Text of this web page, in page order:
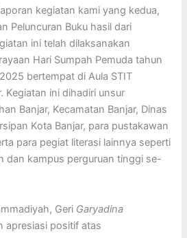
kegiatan kami yang kedua,
Peluncuran Buku hasil dari
ini telah dilaksanakan
Hari Sumpah Pemuda tahun
bertempat di Aula STIT
Kegiatan ini dihadiri unsur
Banjar, Kecamatan Banjar, Dinas
Kota Banjar, para pustakawan
para pegiat literasi lainnya seperti
dan kampus perguruan tinggi se-
Geri Garyadina
apresiasi positif atas